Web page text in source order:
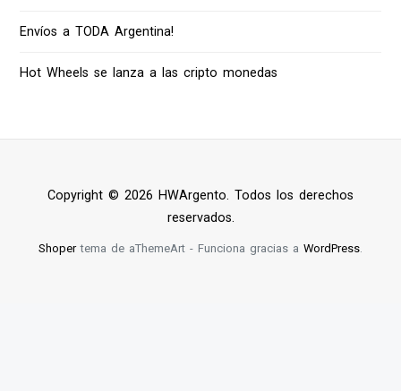
Envíos a TODA Argentina!
Hot Wheels se lanza a las cripto monedas
Copyright © 2026 HWArgento. Todos los derechos
reservados.
Shopertema de aThemeArt - Funciona gracias a WordPress.